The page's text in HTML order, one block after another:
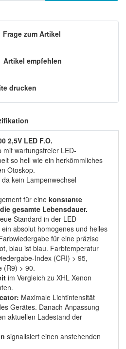
Frage zum Artikel
Artikel empfehlen
drucken
2,5V LED F.O.
mit wartungsfreier LED-
so hell wie ein herkömmliches
Otoskop.
da kein Lampenwechsel
für eine konstante
gesamte Lebensdauer.
Standard in der LED-
absolut homogenes und helles
für eine präzise
blau ist blau. Farbtemperatur
Index (CRI) > 95,
(R9) > 90.
im Vergleich zu XHL Xenon
Maximale Lichtintensität
Gerätes. Danach Anpassung
aktuellen Ladestand der
signalisiert einen anstehenden